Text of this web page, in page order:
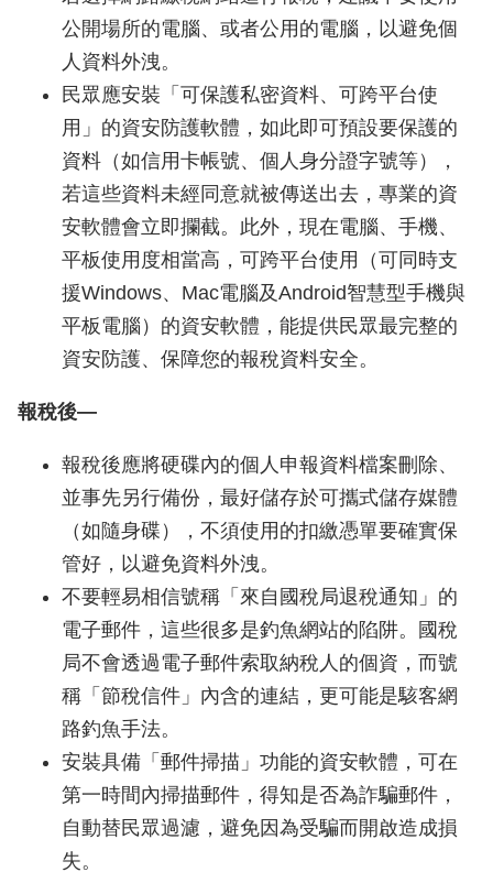
公開場所的電腦、或者公用的電腦，以避免個
人資料外洩。
民眾應安裝「可保護私密資料、可跨平台使
用」的資安防護軟體，如此即可預設要保護的
資料（如信用卡帳號、個人身分證字號等），
若這些資料未經同意就被傳送出去，專業的資
安軟體會立即攔截。此外，現在電腦、手機、
平板使用度相當高，可跨平台使用（可同時支
援Windows、Mac電腦及Android智慧型手機與
平板電腦）的資安軟體，能提供民眾最完整的
資安防護、保障您的報稅資料安全。
報稅後—
報稅後應將硬碟內的個人申報資料檔案刪除、
並事先另行備份，最好儲存於可攜式儲存媒體
（如隨身碟），不須使用的扣繳憑單要確實保
管好，以避免資料外洩。
不要輕易相信號稱「來自國稅局退稅通知」的
電子郵件，這些很多是釣魚網站的陷阱。國稅
局不會透過電子郵件索取納稅人的個資，而號
稱「節稅信件」內含的連結，更可能是駭客網
路釣魚手法。
安裝具備「郵件掃描」功能的資安軟體，可在
第一時間內掃描郵件，得知是否為詐騙郵件，
自動替民眾過濾，避免因為受騙而開啟造成損
失。